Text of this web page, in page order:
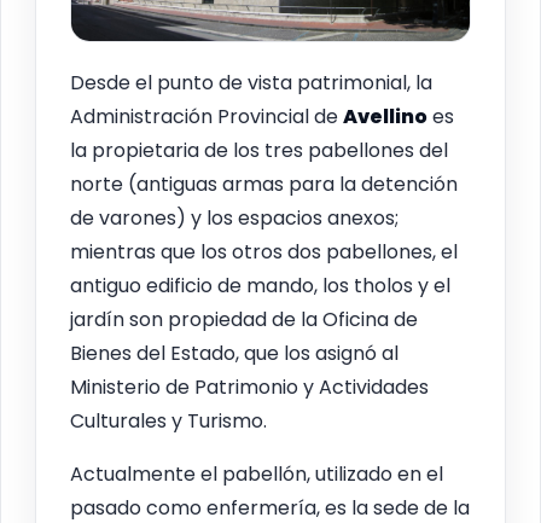
Desde el punto de vista patrimonial, la
Administración Provincial deAvellinoes
la propietaria de los tres pabellones del
norte (antiguas armas para la detención
de varones) y los espacios anexos;
mientras que los otros dos pabellones, el
antiguo edificio de mando, los tholos y el
jardín son propiedad de la Oficina de
Bienes del Estado, que los asignó al
Ministerio de Patrimonio y Actividades
Culturales y Turismo.
Actualmente el pabellón, utilizado en el
pasado como enfermería, es la sede de la